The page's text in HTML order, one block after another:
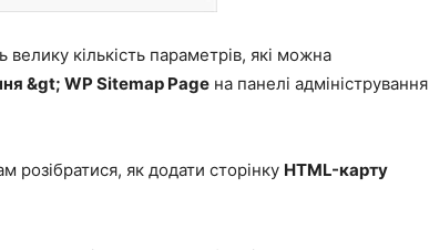
велику кількість параметрів, які можна
&gt; WP Sitemap Page на панелі адміністрування
розібратися, як додати сторінку HTML-карту